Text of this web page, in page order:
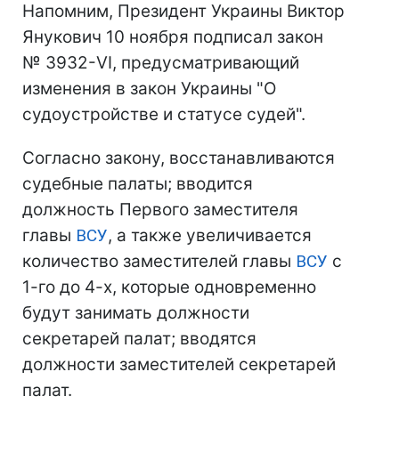
Напомним, Президент Украины Виктор
Янукович 10 ноября подписал закон
№ 3932-VI, предусматривающий
изменения в закон Украины "О
судоустройстве и статусе судей".
Согласно закону, восстанавливаются
судебные палаты; вводится
должность Первого заместителя
главы ВСУ, а также увеличивается
количество заместителей главы ВСУ с
1-го до 4-х, которые одновременно
будут занимать должности
секретарей палат; вводятся
должности заместителей секретарей
палат.